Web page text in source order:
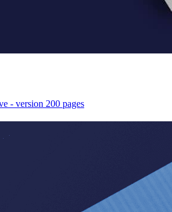
- version 200 pages